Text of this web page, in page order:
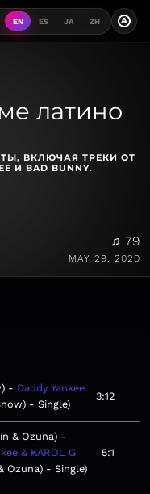
EN ES JA ZH A
латино
ВКЛЮЧАЯ ТРЕКИ ОТ
И BAD BUNNY.
♫ 79
MAY 29, 2020
Daddy Yankee
- Single
3:12
& Ozuna)
& KAROL G
Ozuna) - Single
5:1